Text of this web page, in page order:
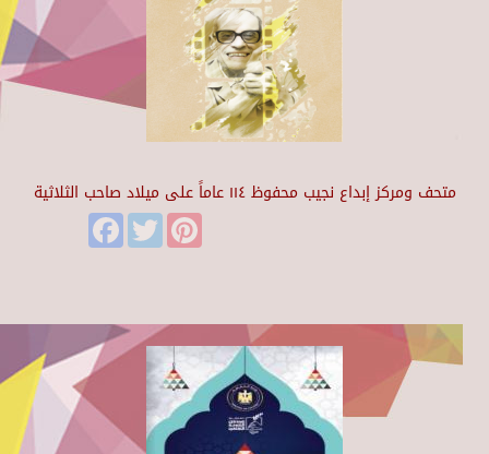
متحف ومركز إبداع نجيب محفوظ ١١٤ عاماً على ميلاد صاحب الثلاثية
FacebookTwitter